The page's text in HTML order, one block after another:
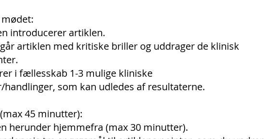
introducerer artiklen.
artiklen med kritiske briller og uddrager de klinisk
i fællesskab 1-3 mulige kliniske
handlinger, som kan udledes af resultaterne.
45 minutter):
herunder hjemmefra (max 30 minutter).